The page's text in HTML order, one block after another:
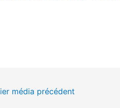
média précédent